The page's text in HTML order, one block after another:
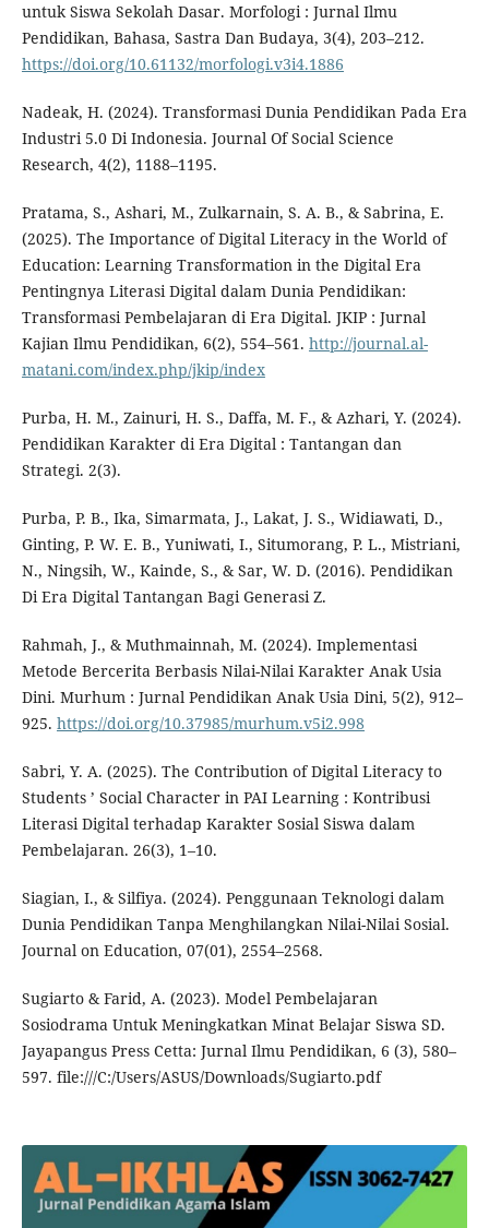
untuk Siswa Sekolah Dasar. Morfologi : Jurnal Ilmu
Pendidikan, Bahasa, Sastra Dan Budaya, 3(4), 203–212.
https://doi.org/10.61132/morfologi.v3i4.1886
Nadeak, H. (2024). Transformasi Dunia Pendidikan Pada Era
Industri 5.0 Di Indonesia. Journal Of Social Science
Research, 4(2), 1188–1195.
Pratama, S., Ashari, M., Zulkarnain, S. A. B., & Sabrina, E.
(2025). The Importance of Digital Literacy in the World of
Education: Learning Transformation in the Digital Era
Pentingnya Literasi Digital dalam Dunia Pendidikan:
Transformasi Pembelajaran di Era Digital. JKIP : Jurnal
Kajian Ilmu Pendidikan, 6(2), 554–561. http://journal.al-
matani.com/index.php/jkip/index
Purba, H. M., Zainuri, H. S., Daffa, M. F., & Azhari, Y. (2024).
Pendidikan Karakter di Era Digital : Tantangan dan
Strategi. 2(3).
Purba, P. B., Ika, Simarmata, J., Lakat, J. S., Widiawati, D.,
Ginting, P. W. E. B., Yuniwati, I., Situmorang, P. L., Mistriani,
N., Ningsih, W., Kainde, S., & Sar, W. D. (2016). Pendidikan
Di Era Digital Tantangan Bagi Generasi Z.
Rahmah, J., & Muthmainnah, M. (2024). Implementasi
Metode Bercerita Berbasis Nilai-Nilai Karakter Anak Usia
Dini. Murhum : Jurnal Pendidikan Anak Usia Dini, 5(2), 912–
925. https://doi.org/10.37985/murhum.v5i2.998
Sabri, Y. A. (2025). The Contribution of Digital Literacy to
Students ’ Social Character in PAI Learning : Kontribusi
Literasi Digital terhadap Karakter Sosial Siswa dalam
Pembelajaran. 26(3), 1–10.
Siagian, I., & Silfiya. (2024). Penggunaan Teknologi dalam
Dunia Pendidikan Tanpa Menghilangkan Nilai-Nilai Sosial.
Journal on Education, 07(01), 2554–2568.
Sugiarto & Farid, A. (2023). Model Pembelajaran
Sosiodrama Untuk Meningkatkan Minat Belajar Siswa SD.
Jayapangus Press Cetta: Jurnal Ilmu Pendidikan, 6 (3), 580–
597. file:///C:/Users/ASUS/Downloads/Sugiarto.pdf